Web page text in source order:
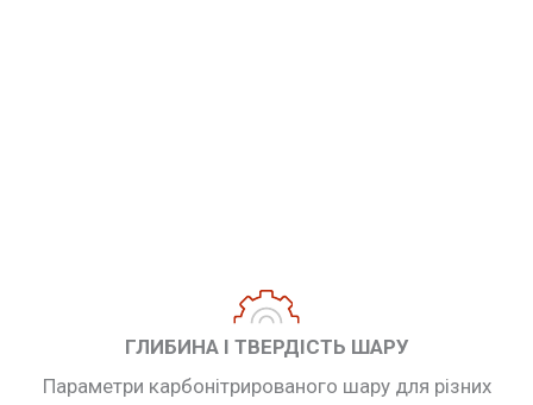
ГЛИБИНА І ТВЕРДІСТЬ ШАРУ
Параметри карбонітрированого шару для різних